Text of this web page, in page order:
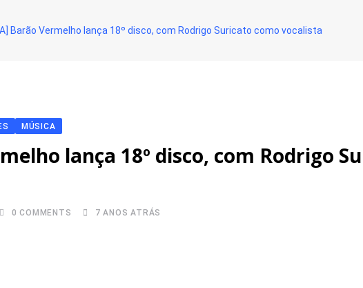
Barão Vermelho lança 18º disco, com Rodrigo Suricato como vocalista
MÚSICA
lança 18º disco, com Rodrigo
0 COMMENTS 7 ANOS ATRÁS